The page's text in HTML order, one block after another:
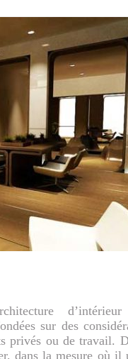
d’intérieur
sur des
privés ou de travail.
dans la mesure où il